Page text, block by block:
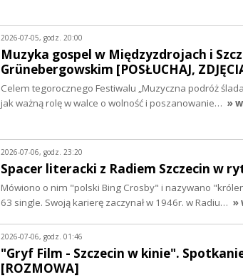
2026-07-05, godz. 20:00
Muzyka gospel w Międzyzdrojach i
Grünebergowskim [POSŁUCHAJ,
Celem tegorocznego Festiwalu „Muzyczna podróż
jak ważną rolę w walce o wolność i poszanowanie… »
2026-07-06, godz. 23:20
Spacer literacki z Radiem Szczecin w
Mówiono o nim "polski Bing Crosby" i nazywano
63 single. Swoją karierę zaczynał w 1946r. w Radiu… »
2026-07-06, godz. 01:46
"Gryf Film - Szczecin w kinie".
[ROZMOWA]